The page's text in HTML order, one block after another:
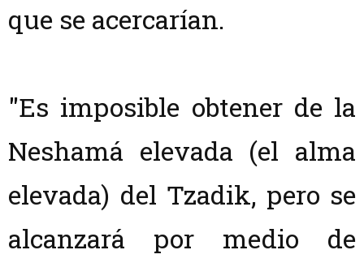
que se acercarían.
"Es imposible obtener de la
Neshamá elevada (el alma
elevada) del Tzadik, pero se
alcanzará por medio de